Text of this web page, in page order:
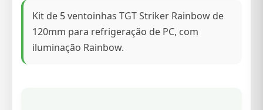
Kit de 5 ventoinhas TGT Striker Rainbow de
120mm para refrigeração de PC, com
iluminação Rainbow.